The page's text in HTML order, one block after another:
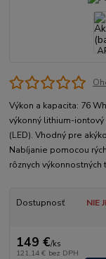
Výkon a kapacita: 76
výkonný lithium-
(LED). Vhodný pre
Nabíjanie pomocou
rôznych výkonnostných
Dostupnosť NIE
149 €/ks
121,14 € bez DPH